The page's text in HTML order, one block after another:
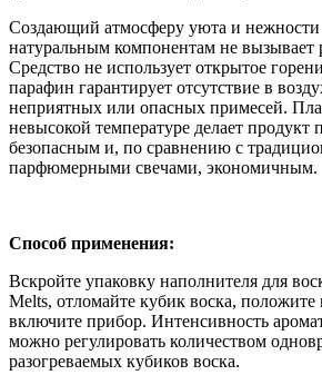
Создающий атмосферу уюта и нежности
натуральным компонентам не вызывает
Средство не использует открытое
парафин гарантирует отсутствие в
неприятных или опасных примесей.
невысокой температуре делает продукт
безопасным и, по сравнению с
парфюмерными свечами, экономичным.
Способ применения:
Вскройте упаковку наполнителя для
Melts, отломайте кубик воска, положите
включите прибор. Интенсивность
можно регулировать количеством
разогреваемых кубиков воска.